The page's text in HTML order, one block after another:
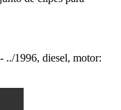
1996, diesel, motor: